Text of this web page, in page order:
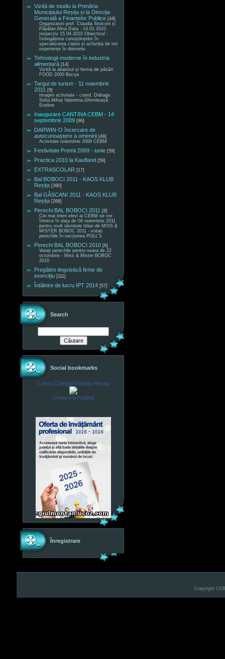
Vizită de studiu la Primăria
Municipiului Reșița și la Direcția
Generală a Finanțelor Publice [44]
Organizatori prof. Claudia Stoiconi și
Păpălan Alina Data : 14.01.2010,
respectiv 15.04.2010 Obiectivul :
îmbogățirea cunoștiințelor în
specializarea clasei și achiziția de noi
experiențe în domeniu
Tehnologii moderne în industria
alimentară [14]
Vizită la abatorul și ferma de păsări
FOOD 2000 Bocșa
Targul de turism - 11 noiembrie
2011 [9]
Imagini activitate - coord. Didraga
Sofia,Mihuț Valentina,Ghimboașă
Eveline
Inaugurare CANTINA CEBM - 14
septembrie 2009 [96]
DARWIN-O încercare de
autocunoaștere a omenirii [49]
Activitate noiembrie 2009 CEBM
Festivitate Premii 2009 - iunie [59]
Practica 2010 la Kaufland [59]
EXTRAȘCOLAR [17]
Bal BOBOCI 2011 - KAOS KLUB
Reșița [390]
Bal GÂSCANI 2011 - KAOS KLUB
Reșița [268]
Perechi BAL BOBOCI 2011 [8]
Cei mai tineri elevi ai CEBM se vor
întrece în data de 04 noiembrie 2011
pentru mult râvnitele titluri de MISS &
MISTER BOBOC 2011 - votați
perechile în secțiunea POLL"s
Perechi BAL BOBOCI 2010 [6]
Votați perechile pentru seara de 22
octombrie - Miss & Mister BOBOC
2010
Pregătire lingvistică firme de
exercițiu [111]
Întâlnire de lucru IPT 2014 [57]
Search
Social bookmarks
Cebm Colegiul Montan Resita
Crează-ţi insigna
Înregistrare
Copyright